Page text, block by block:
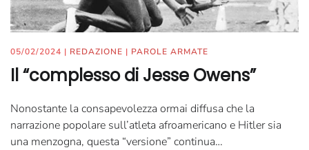
05/02/2024 | REDAZIONE | PAROLE ARMATE
Il “complesso di Jesse Owens”
Nonostante la consapevolezza ormai diffusa che la
narrazione popolare sull’atleta afroamericano e Hitler sia
una menzogna, questa “versione” continua…